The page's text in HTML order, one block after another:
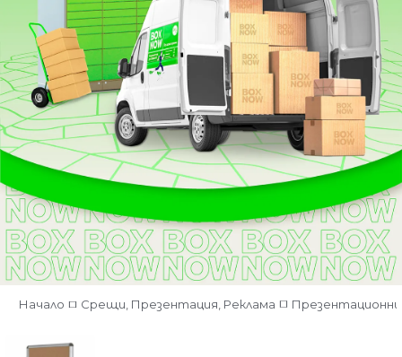
Начало Срещи, Презентация, Реклама Презентационни